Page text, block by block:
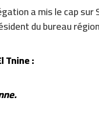
a mis le cap sur
du bureau
Tnine :